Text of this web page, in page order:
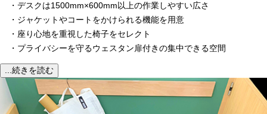
・デスクは1500mm×600mm以上の作業しやすい広さ
・ジャケットやコートをかけられる機能を用意
・座り心地を重視した椅子をセレクト
・プライバシーを守るウェスタン扉付きの集中できる空間
...続きを読む